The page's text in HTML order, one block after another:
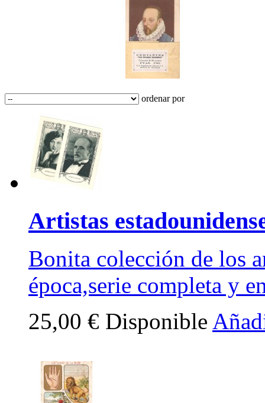
ordenar por
Artistas
Bonita colección de los
época,serie completa y
25,00 € Disponible